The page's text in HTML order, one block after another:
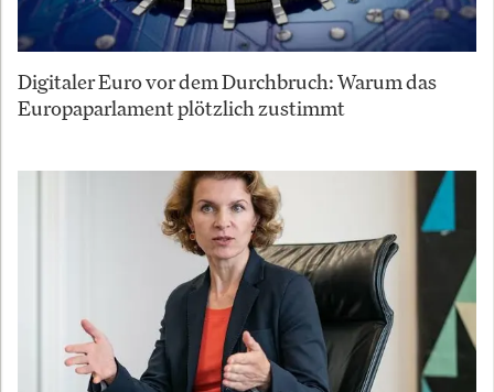
Digitaler Euro vor dem Durchbruch: Warum das
Europaparlament plötzlich zustimmt